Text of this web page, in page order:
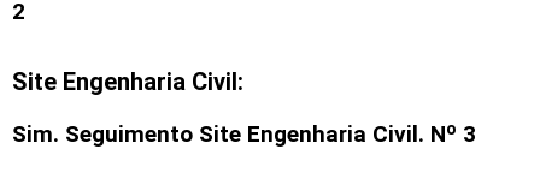
2
Site Engenharia Civil:
Sim. Seguimento Site Engenharia Civil. Nº 3